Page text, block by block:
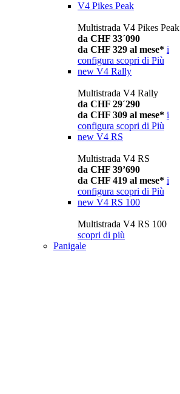
V4 Pikes Peak
Multistrada V4 Pikes Peak
da CHF 33´090
da CHF 329 al mese* i
configura scopri di Più
new V4 Rally
Multistrada V4 Rally
da CHF 29´290
da CHF 309 al mese* i
configura scopri di Più
new V4 RS
Multistrada V4 RS
da CHF 39’690
da CHF 419 al mese* i
configura scopri di Più
new V4 RS 100
Multistrada V4 RS 100
scopri di più
Panigale